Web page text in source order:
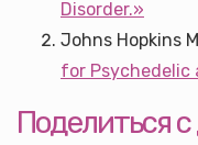
Disorder.»
Johns Hopkins
for Psychedelic
Поделиться